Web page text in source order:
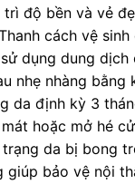
độ bền và vẻ
cách vệ sinh
dụng dung dịch
nhẹ nhàng bằng
da định kỳ 3
hoặc mở hé
da bị bong
giúp bảo vệ nội